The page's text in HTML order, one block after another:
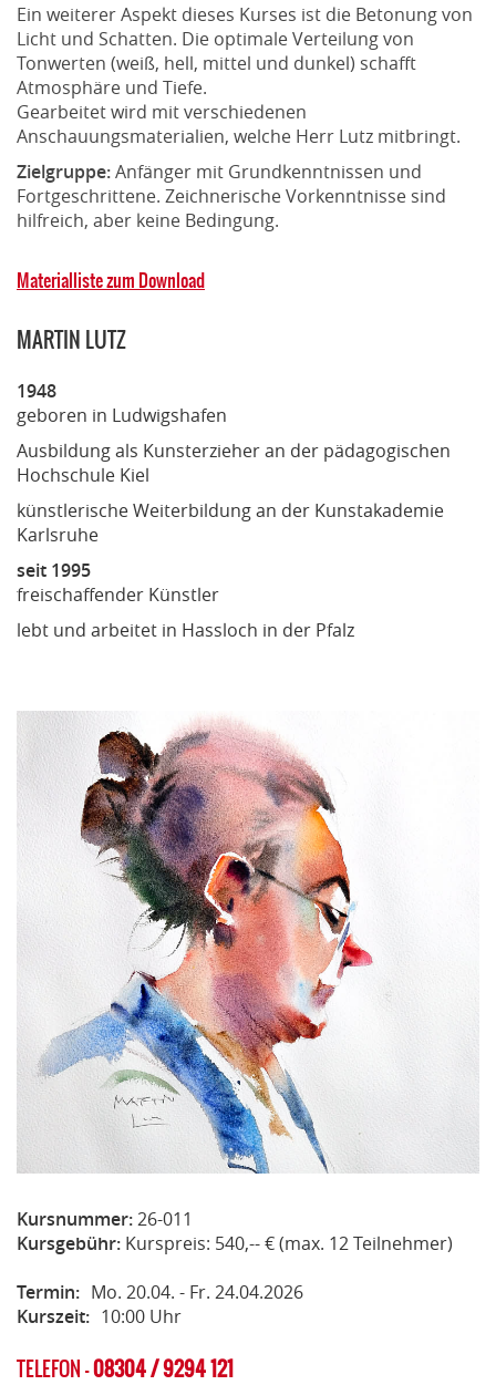
Ein weiterer Aspekt dieses Kurses ist die Betonung von
Licht und Schatten. Die optimale Verteilung von
Tonwerten (weiß, hell, mittel und dunkel) schafft
Atmosphäre und Tiefe.
Gearbeitet wird mit verschiedenen
Anschauungsmaterialien, welche Herr Lutz mitbringt.
Zielgruppe:Anfänger mit Grundkenntnissen und
Fortgeschrittene. Zeichnerische Vorkenntnisse sind
hilfreich, aber keine Bedingung.
Materialliste zum Download
MARTIN LUTZ
1948
geboren in Ludwigshafen
Ausbildung als Kunsterzieher an der pädagogischen
Hochschule Kiel
künstlerische Weiterbildung an der Kunstakademie
Karlsruhe
seit 1995
freischaffender Künstler
lebt und arbeitet in Hassloch in der Pfalz
Kursnummer:26-011
Kursgebühr: Kurspreis: 540,-- € (max. 12 Teilnehmer)
Termin: Mo. 20.04. - Fr. 24.04.2026
Kurszeit: 10:00 Uhr
TELEFON -08304 / 9294 121